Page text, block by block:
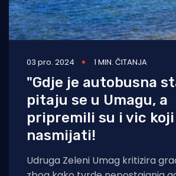
03 pro. 2024 1 MIN. ČITANJA
"Gdje je autobusna
pitaju se u Umagu, a
pripremili su i vic koji
nasmijati!
Udruga Zeleni Umag kritizira